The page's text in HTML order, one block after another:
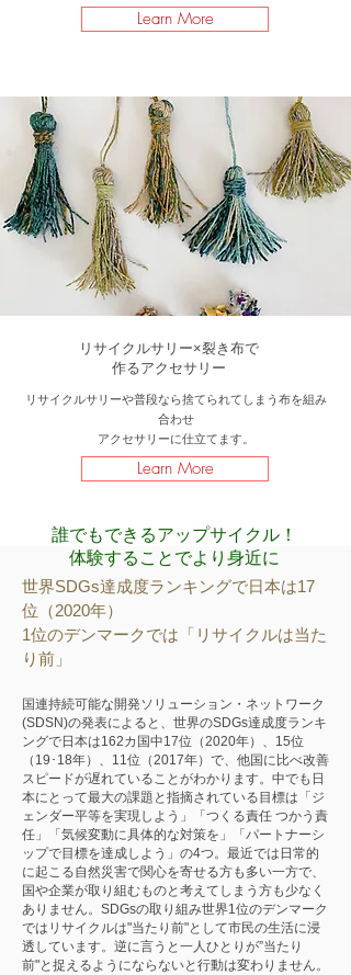
Learn More
リサイクルサリー×裂き布で
作るアクセサリー
リサイクルサリーや普段なら捨てられてしまう布を組み
合わせ
アクセサリーに仕立てます。
Learn More
世界SDGs達成度ランキングで日本は17
位（2020年）
1位のデンマークでは「リサイクルは当た
り前」
国連持続可能な開発ソリューション・ネットワーク
(SDSN)の発表によると、世界のSDGs達成度ランキ
ングで日本は162カ国中17位（2020年）、15位
（19･18年）、11位（2017年）で、他国に比べ改善
スピードが遅れていることがわかります。中でも日
本にとって最大の課題と指摘されている目標は「ジ
ェンダー平等を実現しよう」「つくる責任 つかう責
任」「気候変動に具体的な対策を」「パートナーシ
ップで目標を達成しよう」の4つ。最近では日常的
に起こる自然災害で関心を寄せる方も多い一方で、
国や企業が取り組むものと考えてしまう方も少なく
ありません。SDGsの取り組み世界1位のデンマーク
ではリサイクルは"当たり前"として市民の生活に浸
透しています。逆に言うと一人ひとりが”当たり
前"と捉えるようにならないと行動は変わりません。
誰でもできるアップサイクル！
体験することでより身近に